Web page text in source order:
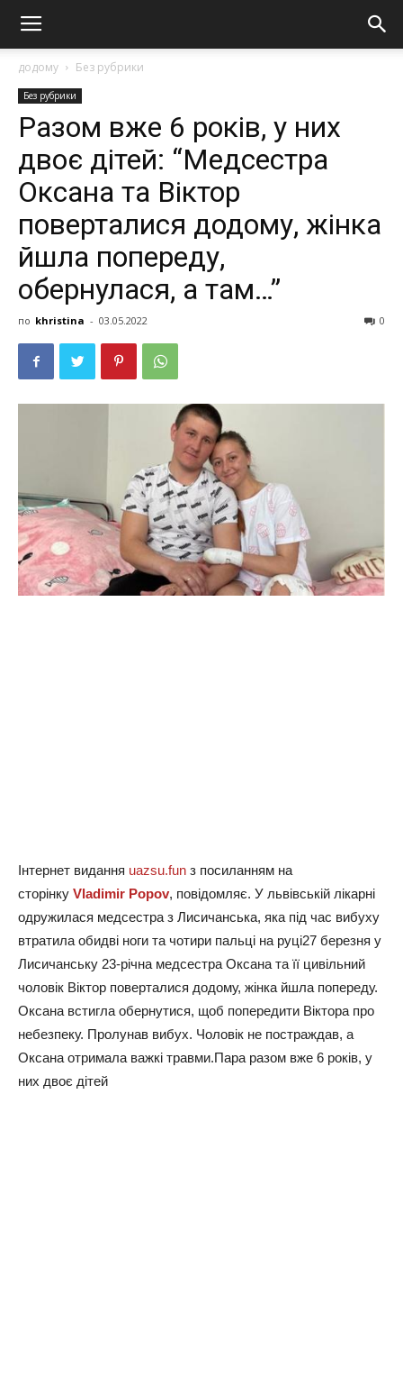
додому Без рубрики
Без рубрики
Разом вже 6 років, у них
двоє дітей: “Медсестра
Оксана та Віктор
поверталися додому, жінка
йшла попереду,
обернулася, а там…”
по khristina - 03.05.2022 0
Інтернет видання uazsu.fun з посиланням на
сторінку Vladimir Popov, повідомляє. У львівській лікарні
одружилася медсестра з Лисичанська, яка під час вибуху
втратила обидві ноги та чотири пальці на руці27 березня у
Лисичанську 23-річна медсестра Оксана та її цивільний
чоловік Віктор поверталися додому, жінка йшла попереду.
Оксана встигла обернутися, щоб попередити Віктора про
небезпеку. Пролунав вибух. Чоловік не постраждав, а
Оксана отримала важкі травми.Пара разом вже 6 років, у
них двоє дітей